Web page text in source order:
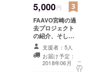
5,000円
FAAVO宮崎の過
去プロジェクト
の紹介、そして
「今」追跡取材
した冊子にクレ
ジットを入れて1
冊プレゼントし
支援者：5人
お届け予定：
2018年06月
こ
の